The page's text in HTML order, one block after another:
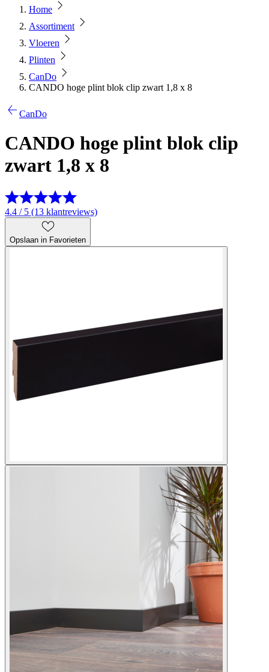
Home
Assortiment
Vloeren
Plinten
CanDo
CANDO hoge plint blok clip zwart 1,8 x 8
CanDo
CANDO hoge plint blok clip
zwart 1,8 x 8
4.4 / 5 (13 klantreviews)
Opslaan in Favorieten